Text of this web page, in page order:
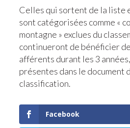
Celles qui sortent de la liste
sont catégorisées comme «
montagne » exclues du
continueront de bénéficier
afférents durant les 3
présentes dans le document
classification.
Facebook